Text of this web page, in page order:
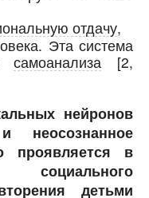
отдачу,
Эта система
самоанализа [2,
нейронов
неосознанное
проявляется в
детьми